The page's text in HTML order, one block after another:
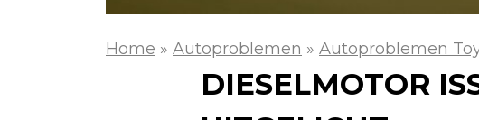
Home » Autoproblemen » Autoproblemen
DIESELMOTOR